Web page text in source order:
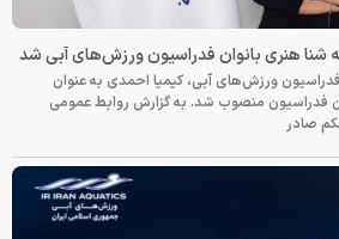
شنا هنری بانوان فدراسیون ورزش‌های آبی شد
ورزش‌های آبی، کیمیا احمدی به عنوان
فدراسیون منصوب شد. به گزارش روابط عمومی
صادر